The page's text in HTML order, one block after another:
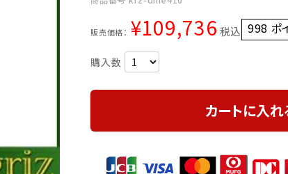
販売価格： ¥109,736 税込 998 ポ
カートに入れ